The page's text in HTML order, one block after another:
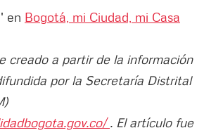
en Bogotá, mi Ciudad, mi Casa
creado a partir de la información
por la Secretaría Distrital
. El artículo fue